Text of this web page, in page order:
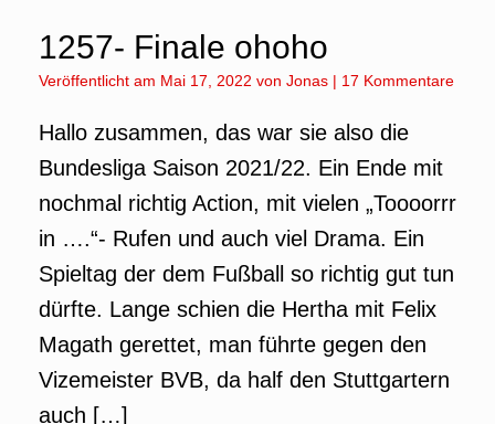
1257- Finale ohoho
Veröffentlicht am Mai 17, 2022 von Jonas | 17 Kommentare
Hallo zusammen, das war sie also die
Bundesliga Saison 2021/22. Ein Ende mit
nochmal richtig Action, mit vielen „Toooorrr
in ….“- Rufen und auch viel Drama. Ein
Spieltag der dem Fußball so richtig gut tun
dürfte. Lange schien die Hertha mit Felix
Magath gerettet, man führte gegen den
Vizemeister BVB, da half den Stuttgartern
auch […]